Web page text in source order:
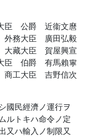
臣 公爵 近衞文麿
外務大臣 廣田弘毅
大藏大臣 賀屋興宣
臣 伯爵 有馬賴寧
商工大臣 吉野信次
國民經濟ノ運行ヲ
ルトキハ命令ノ定
又ハ輸入ノ制限又